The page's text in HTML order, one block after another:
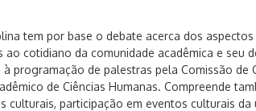
tem por base o debate acerca dos
ao cotidiano da comunidade acadêmica e seu
à programação de palestras pela Comissão de
de Ciências Humanas. Compreende
culturais, participação em eventos culturais da